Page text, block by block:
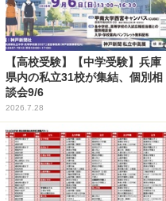
【高校受験】【中学受験】兵庫
県内の私立31校が集結、個別相
談会9/6
2026.7.28